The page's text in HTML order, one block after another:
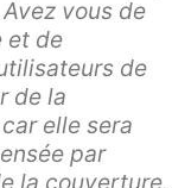
vous de
et de
de
de la
elle sera
par
la couverture.